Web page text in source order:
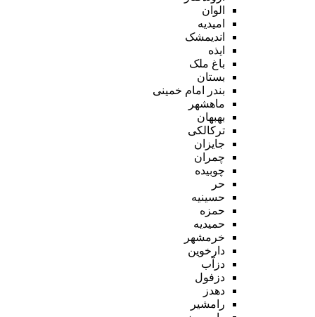
الوان
امیدیه
اندیمشک
ایذه
باغ ملک
بستان
بندر امام خمینی
ماهشهر
بهبهان
ترکالکی
جایزان
چمران
چوبیده
حر
حسینیه
حمزه
حمیدیه
خرمشهر
دارخوین
دزآب
دزفول
دهدز
رامشیر